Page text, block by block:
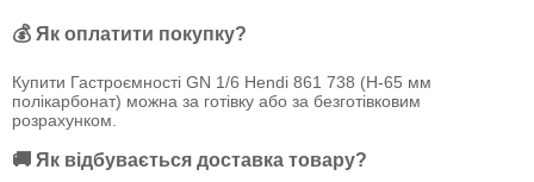
💰 Як оплатити покупку?
Купити Гастроємності GN 1/6 Hendi 861 738 (Н-65 мм
полікарбонат) можна за готівку або за безготівковим
розрахунком.
🚚 Як відбувається доставка товару?